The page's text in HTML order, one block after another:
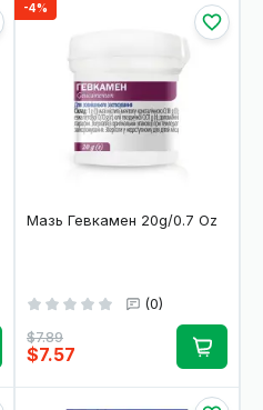
-4%
Мазь Гевкамен 20g/0.7 Oz
(0)
$7.57
$7.89